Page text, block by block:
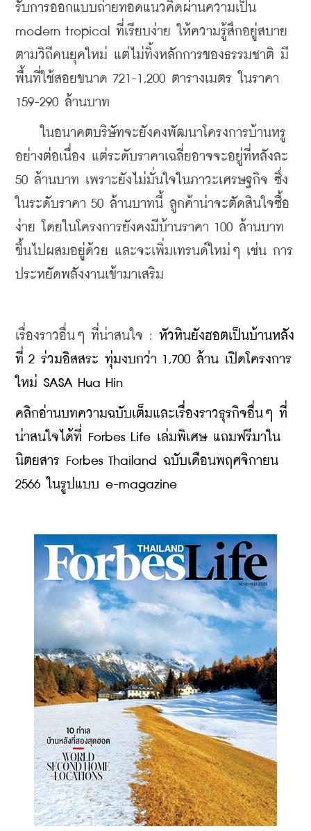
รับการออกแบบถ่ายทอดแนวคิดผ่านความเป็น
modern tropical ที่เรียบง่าย ให้ความรู้สึกอยู่สบาย
ตามวิถีคนยุคใหม่ แต่ไม่ทิ้งหลักการของธรรมชาติ มี
พื้นที่ใช้สอยขนาด 721-1,200 ตารางเมตร ในราคา
159-290 ล้านบาท
ในอนาคตบริษัทจะยังคงพัฒนาโครงการบ้านหรู
อย่างต่อเนื่อง แต่ระดับราคาเฉลี่ยอาจจะอยู่ที่หลังละ
50 ล้านบาท เพราะยังไม่มั่นใจในภาวะเศรษฐกิจ ซึ่ง
ในระดับราคา 50 ล้านบาทนี้ ลูกค้าน่าจะตัดสินใจซื้อ
ง่าย โดยในโครงการยังคงมีบ้านราคา 100 ล้านบาท
ขึ้นไปผสมอยู่ด้วย และจะเพิ่มเทรนด์ใหม่ๆ เช่น การ
ประหยัดพลังงานเข้ามาเสริม
เรื่องราวอื่นๆ ที่น่าสนใจ : หัวหินยังฮอตเป็นบ้านหลัง
ที่ 2 ร่วมอิสสระ ทุ่มงบกว่า 1,700 ล้าน เปิดโครงการ
ใหม่ SASA Hua Hin
คลิกอ่านบทความฉบับเต็มและเรื่องราวธุรกิจอื่นๆ ที่
น่าสนใจได้ที่ Forbes Life เล่มพิเศษ แถมฟรีมาใน
นิตยสาร Forbes Thailand ฉบับเดือนพฤศจิกายน
2566 ในรูปแบบ e-magazine